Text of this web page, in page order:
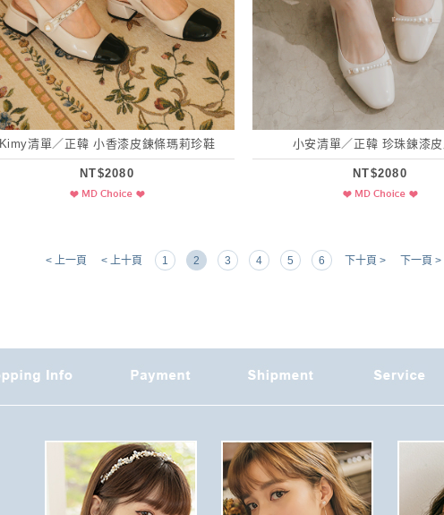
Kimy清單／正韓 小香漆皮鍊條瑪莉珍鞋
NT$2080
小安清單／正韓 珍珠鍊漆
NT$2080
< 上一頁 < 上十頁 1 2 3 4 5 6 下十頁 > 下一頁 >